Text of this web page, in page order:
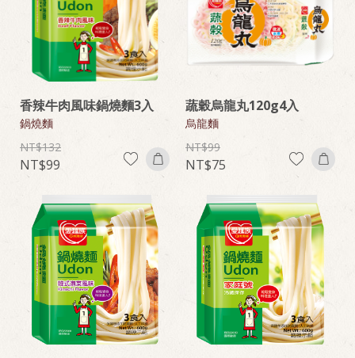
香辣牛肉風味鍋燒麵3入
鍋燒麵
132
99
蔬穀烏龍丸120g4入
烏龍麵
99
75